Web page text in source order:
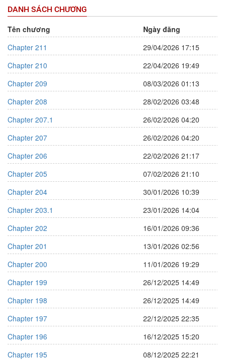
DANH SÁCH CHƯƠNG
Tên chương
Ngày đăng
Chapter 211
29/04/2026 17:15
Chapter 210
22/04/2026 19:49
Chapter 209
08/03/2026 01:13
Chapter 208
28/02/2026 03:48
Chapter 207.1
26/02/2026 04:20
Chapter 207
26/02/2026 04:20
Chapter 206
22/02/2026 21:17
Chapter 205
07/02/2026 21:10
Chapter 204
30/01/2026 10:39
Chapter 203.1
23/01/2026 14:04
Chapter 202
16/01/2026 09:36
Chapter 201
13/01/2026 02:56
Chapter 200
11/01/2026 19:29
Chapter 199
26/12/2025 14:49
Chapter 198
26/12/2025 14:49
Chapter 197
22/12/2025 22:35
Chapter 196
16/12/2025 15:20
Chapter 195
08/12/2025 22:21